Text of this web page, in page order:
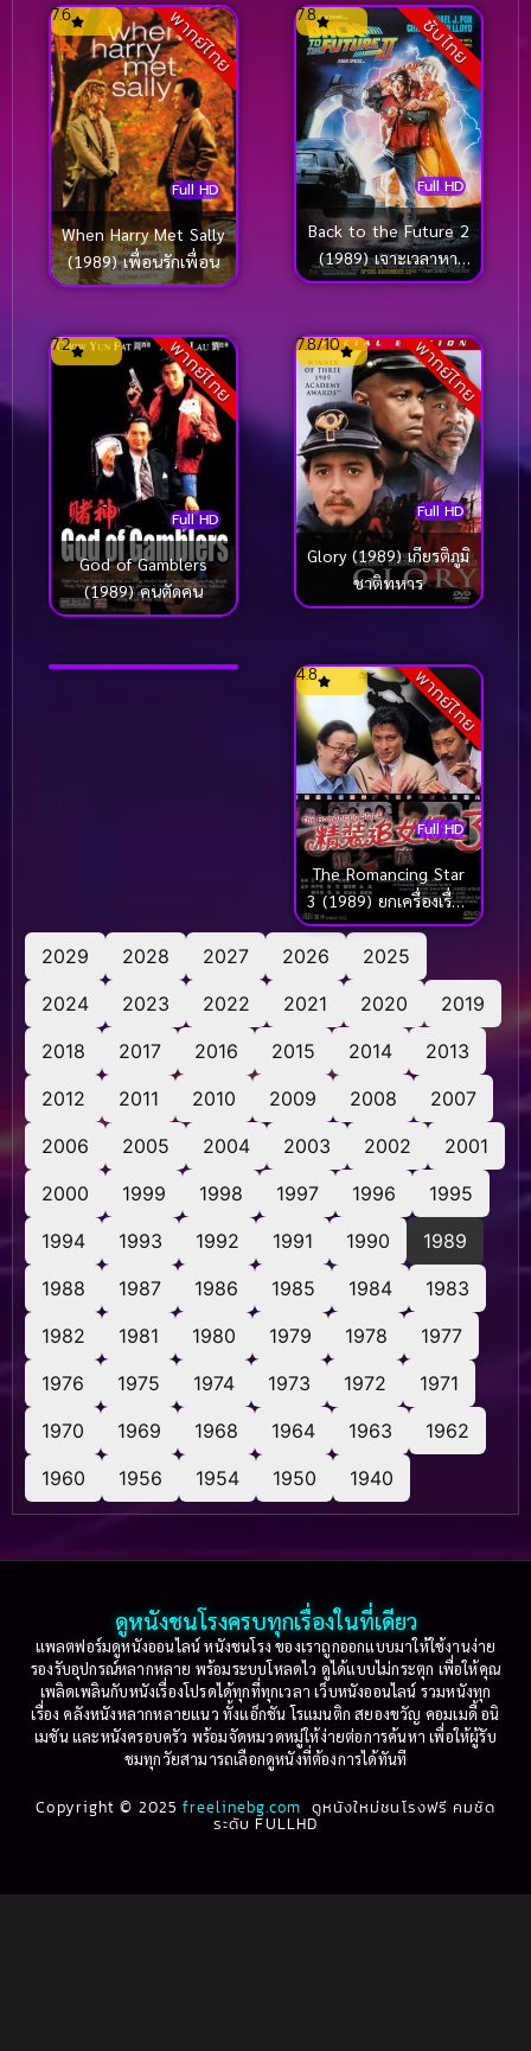
2029 2028 2027 2026
2025
2024
2023 2022 2021 2020
2019
2018
2017 2016 2015 2014
2013
2012
2011 2010 2009 2008
2007
2006
2005 2004 2003 2002
2001
2000
1999 1998 1997 1996
1995
1994
1993 1992 1991 1990
1989
1988
1987 1986 1985 1984
1983
1982
1981 1980 1979 1978
1977
1976
1975 1974 1973 1972
1971
1970
1969 1968 1964 1963
1962
1960
1956 1954 1950 1940
พากย์ไทย
Full HD
7.6
When Harry Met Sally
(1989) เพื่อนรักเพื่อน
ซับไทย
Full HD
7.8
Back to the Future 2
(1989) เจาะเวลาหา
อดีต ภาค 2
พากย์ไทย
Full HD
7.2
God of Gamblers
(1989) คนตัดคน
พากย์ไทย
Full HD
7.8/10
Glory (1989) เกียรติภูมิ
ชาติทหาร
Full HD
5.5
Aces Go Places 5 The
โคตรเก่งมหาเฮง ภาค 5
พากย์ไทย
Full HD
4.8
The Romancing Star
3 (1989) ยกเครื่องเรื่อง
จุ๊ ภาค 3
ดูหนังชนโรงครบทุกเรื่องในที่เดียว
แพลตฟอร์มดูหนังออนไลน์ หนังชนโรง ของเราถูกออกแบบมาให้ใช้งานง่าย
รองรับอุปกรณ์หลากหลาย พร้อมระบบโหลดไว ดูได้แบบไม่กระตุก เพื่อให้คุณ
เพลิดเพลินกับหนังเรื่องโปรดได้ทุกที่ทุกเวลา เว็บหนังออนไลน์ รวมหนังทุก
เรื่อง คลังหนังหลากหลายแนว ทั้งแอ็กชัน โรแมนติก สยองขวัญ คอมเมดี้ อนิ
เมชัน และหนังครอบครัว พร้อมจัดหมวดหมู่ให้ง่ายต่อการค้นหา เพื่อให้ผู้รับ
ชมทุกวัยสามารถเลือกดูหนังที่ต้องการได้ทันที
Copyright © 2025freelinebg.com ดูหนังใหม่ชนโรงฟรี คมชัด
ระดับ FULLHD